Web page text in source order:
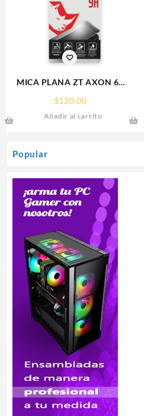
Popular
MICA PLANA ZT AXON 60
ZTE 9H RHINOGLASS
$120.00
Añadir al carrito